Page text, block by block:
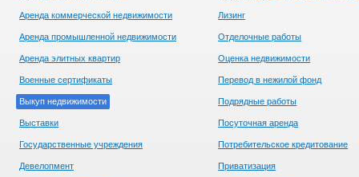
Аренда коммерческой недвижимости
Аренда промышленной недвижимости
Аренда элитных квартир
Военные сертификаты
Выкуп недвижимости
Выставки
Государственные учреждения
Девелопмент
Лизинг
Отделочные работы
Оценка недвижимости
Перевод в нежилой фонд
Подрядные работы
Посуточная аренда
Потребительское кредитование
Приватизация